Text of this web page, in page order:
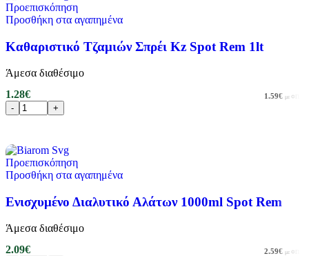
Προεπισκόπηση
Προσθήκη στα αγαπημένα
Καθαριστικό Τζαμιών Σπρέι Kz Spot Rem 1lt
Άμεσα διαθέσιμο
1.28€ 1.59€ με ΦΠΑ
Προεπισκόπηση
Προσθήκη στα αγαπημένα
Ενισχυμένο Διαλυτικό Αλάτων 1000ml Spot Rem
Άμεσα διαθέσιμο
2.09€ 2.59€ με ΦΠΑ